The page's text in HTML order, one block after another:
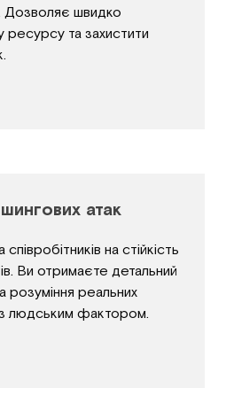
Дозволяє швидко
ресурсу та захистити
атак
на стійкість
Ви отримаєте детальний
розуміння реальних
людським фактором.